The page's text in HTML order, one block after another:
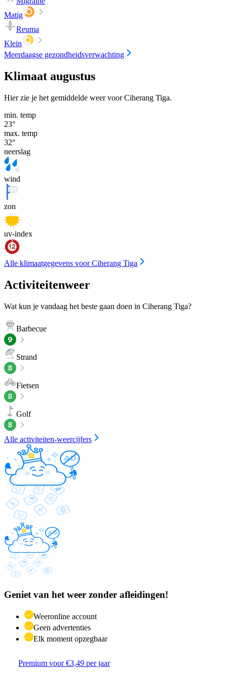
Matig
Reuma
Klein
Meerdaagse gezondheidsverwachting
Klimaat augustus
Hier zie je het gemiddelde weer voor Ciherang Tiga.
min. temp
23°
max. temp
32°
neerslag
wind
zon
uv-index
Alle klimaatgegevens voor Ciherang Tiga
Activiteitenweer
Wat kun je vandaag het beste gaan doen in Ciherang Tiga?
Barbecue
Strand
Fietsen
Golf
Alle activiteiten-weercijfers
Geniet van het weer zonder afleidingen!
Weeronline account
Geen advertenties
Elk moment opzegbaar
Premium voor €3,49 per jaar